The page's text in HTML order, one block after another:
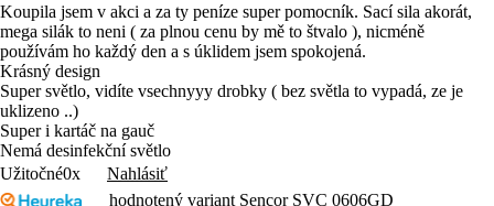
Koupila jsem v akci a za ty peníze super pomocník. Sací sila akorát,
mega silák to neni ( za plnou cenu by mě to štvalo ), nicméně
používám ho každý den a s úklidem jsem spokojená.
Krásný design
Super světlo, vidíte vsechnyyy drobky ( bez světla to vypadá, ze je
uklizeno ..)
Super i kartáč na gauč
Nemá desinfekční světlo
Užitočné0x
Nahlásiť
hodnotený variant Sencor SVC 0606GD